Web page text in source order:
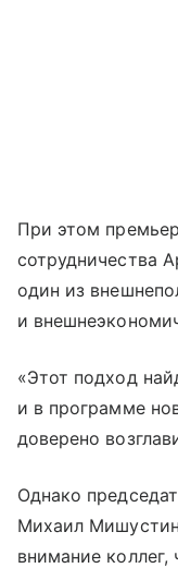
При этом
сотрудничества
один из
и
«Этот подход
и в программе
доверено
Однако
Михаил
внимание коллег,